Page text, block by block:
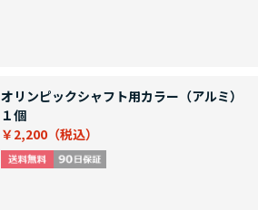
オリンピックシャフト用カラー（アルミ）
１個
￥2,200